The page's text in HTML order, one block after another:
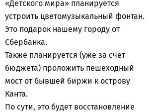
«Детского мира» планируется
устроить цветомузыкальный фонтан.
Это подарок нашему городу от
Сбербанка.
Также планируется (уже за счет
бюджета) проложить пешеходный
мост от бывшей биржи к острову
Канта.
По сути, это будет восстановление